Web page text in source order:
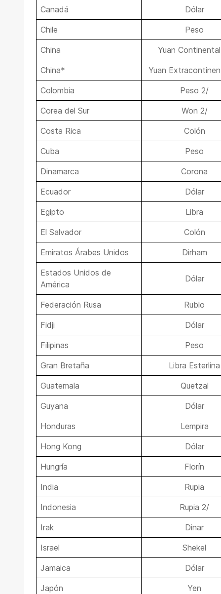
Canadá Dólar
Chile Peso
China Yuan
China* Yuan
Colombia Peso 2/
Corea del Sur Won 2/
Costa Rica Colón
Cuba Peso
Dinamarca Corona
Ecuador Dólar
Egipto Libra
El Salvador Colón
Emiratos Árabes Unidos Dirham
Estados Unidos de
América
Dólar
Federación Rusa Rublo
Fidji Dólar
Filipinas Peso
Gran Bretaña Libra Esterlina
Guatemala Quetzal
Guyana Dólar
Honduras Lempira
Hong Kong Dólar
Hungría Florín
India Rupia
Indonesia Rupia 2/
Irak Dinar
Israel Shekel
Jamaica Dólar
Japón Yen